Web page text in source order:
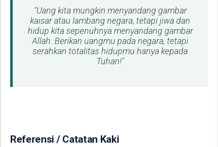
"Uang kita mungkin menyandang gambar
kaisar atau lambang negara, tetapi jiwa dan
hidup kita sepenuhnya menyandang gambar
Allah. Berikan uangmu pada negara, tetapi
serahkan totalitas hidupmu hanya kepada
Tuhan!"
​Referensi / Catatan Kaki